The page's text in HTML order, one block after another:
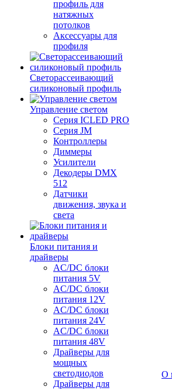
профиль для
натяжных
потолков
Аксессуары для
профиля
Светорассеивающий
силиконовый профиль
Управление светом
Серия ICLED PRO
Серия JM
Контроллеры
Диммеры
Усилители
Декодеры DMX
512
Датчики
движения, звука и
света
Блоки питания и
драйверы
AC/DC блоки
питания 5V
AC/DC блоки
питания 12V
AC/DC блоки
питания 24V
AC/DC блоки
питания 48V
Драйверы для
мощных
светодиодов
Драйверы для
О